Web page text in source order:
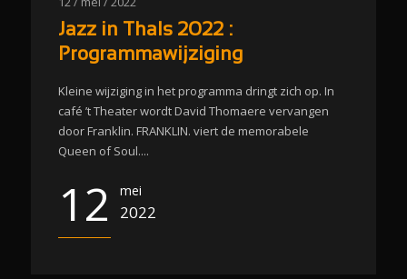
Jazz in Thals 2022 :
Programmawijziging
Kleine wijziging in het programma dringt zich op. In
café ’t Theater wordt David Thomaere vervangen
door Franklin. FRANKLIN. viert de memorabele
Queen of Soul....
12 mei
2022